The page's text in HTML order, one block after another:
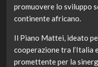
promuovere lo sviluppo
continente africano.
Il Piano Mattei, ideato
cooperazione tra l’Italia
promettente per la